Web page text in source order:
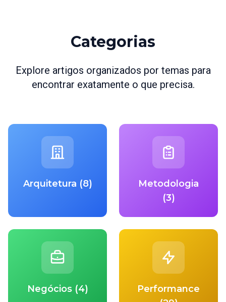
Categorias
Explore artigos organizados por temas para
encontrar exatamente o que precisa.
Arquitetura (8)
Metodologia
(3)
Negócios (4)
Performance